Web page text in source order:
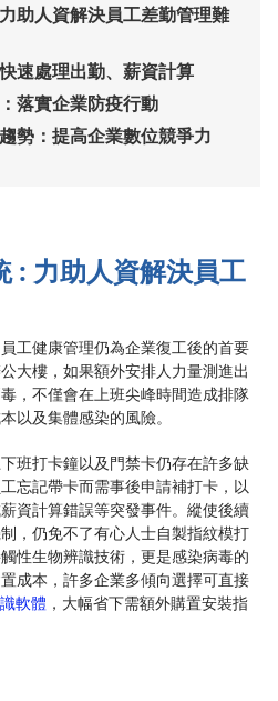
助人資解決員工差勤管理難
速處理出勤、薪資計算
落實企業防疫行動
勢：提高企業數位競爭力
: 力助人資解決員工
工健康管理仍為企業復工後的首要
大樓，如果額外安排人力量測進出
，不僅會在上班尖峰時間造成排隊
以及集體感染的風險。
班打卡鐘以及門禁卡仍存在許多缺
忘記帶卡而需事後申請補打卡，以
資計算錯誤等突發事件。縱使後續
，仍免不了有心人士自製指紋模打
性生物辨識技術，更是感染病毒的
成本，許多企業多傾向選擇可直接
軟體 ，大幅省下需額外購置安裝指